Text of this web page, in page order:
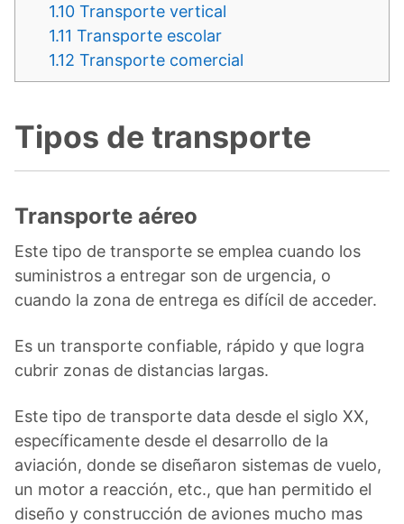
1.10 Transporte vertical
1.11 Transporte escolar
1.12 Transporte comercial
Tipos de transporte
Transporte aéreo
Este tipo de transporte se emplea cuando los
suministros a entregar son de urgencia, o
cuando la zona de entrega es difícil de acceder.
Es un transporte confiable, rápido y que logra
cubrir zonas de distancias largas.
Este tipo de transporte data desde el siglo XX,
específicamente desde el desarrollo de la
aviación, donde se diseñaron sistemas de vuelo,
un motor a reacción, etc., que han permitido el
diseño y construcción de aviones mucho mas